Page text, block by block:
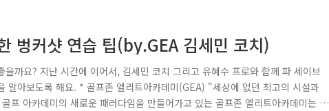
벙커샷 연습 팁(by.GEA 김세민 코치)
을까요? 지난 시간에 이어서, 김세민 코치 그리고 유혜수 프로와 함께 파 세이브
알아보도록 해요. * 골프존 엘리트아카데미(GEA) "세상에 없던 최고의 시설과
프 아카데미의 새로운 패러다임을 만들어가고 있는 골프존 엘리트아카데미는 체